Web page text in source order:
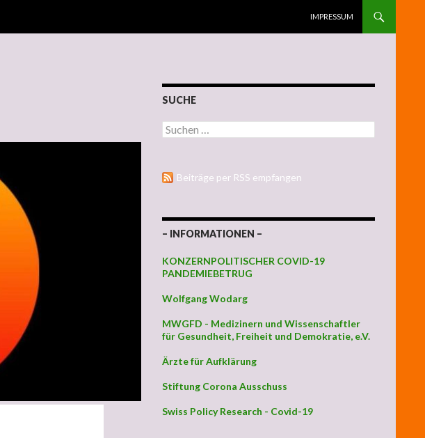
IMPRESSUM
SUCHE
Suchen nach:
Beiträge per RSS empfangen
– INFORMATIONEN –
KONZERNPOLITISCHER COVID-19
PANDEMIEBETRUG
Wolfgang Wodarg
MWGFD - Medizinern und Wissenschaftler
für Gesundheit, Freiheit und Demokratie, e.V.
Ärzte für Aufklärung
Stiftung Corona Ausschuss
Swiss Policy Research - Covid-19